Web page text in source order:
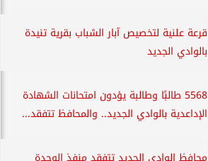
قرعة علنية لتخصيص آبار الشباب بقرية تنيدة
بالوادي الجديد
5568 طالبًا وطالبة يؤدون امتحانات الشهادة
الإداعدية بالوادي الجديد.. والمحافظ تتفقد...